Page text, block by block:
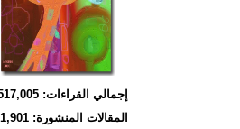
إجمالي القراءات: 7,517,005
المقالات المنشورة: 1,901